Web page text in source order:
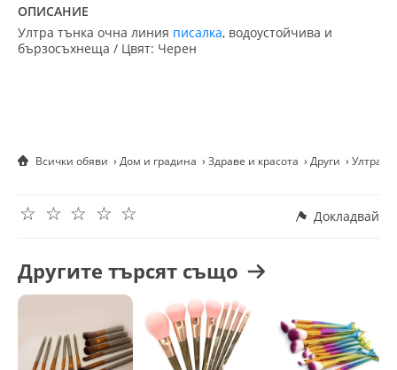
ОПИСАНИЕ
Ултра тънка очна линия писалка, водоустойчива и
бързосъхнеща / Цвят: Черен
Всички обяви Дом и градина Здраве и красота Други Ултра
☆
☆
☆
☆
☆ Докладвай
Другите търсят също